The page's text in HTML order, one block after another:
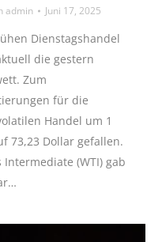
admin Juni 17, 2025
Dienstagshandel
die gestern
Zum
für die
Handel um 1
73,23 Dollar gefallen.
Intermediate (WTI) gab